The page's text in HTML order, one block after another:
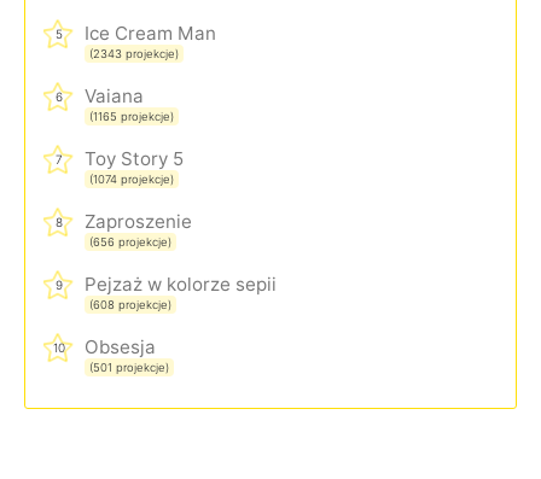
5 Ice Cream Man
(2343 projekcje)
6 Vaiana
(1165 projekcje)
7 Toy Story 5
(1074 projekcje)
8 Zaproszenie
(656 projekcje)
9 Pejzaż w kolorze sepii
(608 projekcje)
10 Obsesja
(501 projekcje)